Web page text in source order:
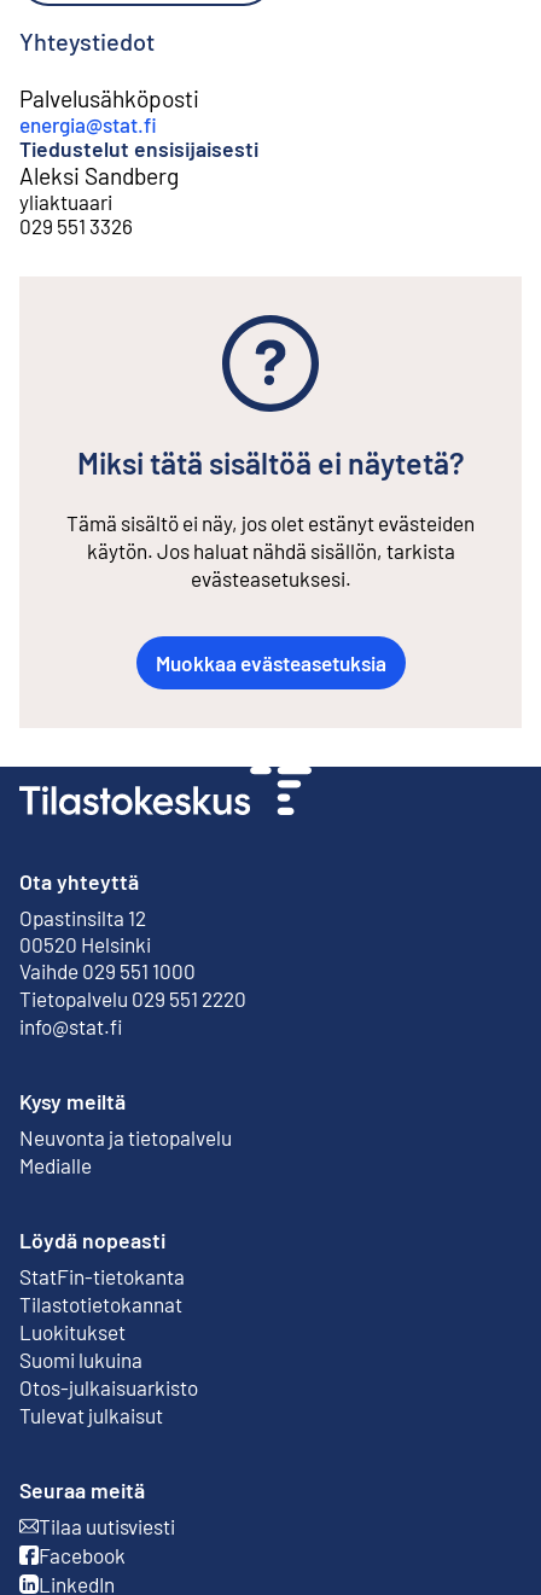
Yhteystiedot
Palvelusähköposti
energia@stat.fi
Tiedustelut ensisijaisesti
Aleksi Sandberg
yliaktuaari
029 551 3326
Miksi tätä sisältöä ei näytetä?
Tämä sisältö ei näy, jos olet estänyt evästeiden
käytön. Jos haluat nähdä sisällön, tarkista
evästeasetuksesi.
Muokkaa evästeasetuksia
Ota yhteyttä
Opastinsilta 12
00520 Helsinki
Ulkoinen linkki
Vaihde 029 551 1000
Tietopalvelu 029 551 2220
info@stat.fi
Kysy meiltä
Neuvonta ja tietopalvelu
Medialle
Löydä nopeasti
StatFin-tietokanta
Ulkoinen linkki
Tilastotietokannat
Luokitukset
Suomi lukuina
Otos-julkaisuarkisto
Ulkoinen linkki
Tulevat julkaisut
Seuraa meitä
Tilaa uutisviesti
Ulkoinen linkki
Facebook
Ulkoinen linkki
LinkedIn